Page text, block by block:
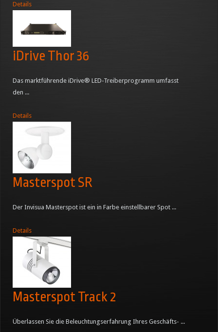
Details
iDrive Thor 36
Das marktführende iDrive® LED-Treiberprogramm umfasst
den ...
Details
Masterspot SR
Der Invisua Masterspot ist ein in Farbe einstellbarer Spot ...
Details
Masterspot Track 2
Überlassen Sie die Beleuchtungserfahrung Ihres Geschäfts- ...